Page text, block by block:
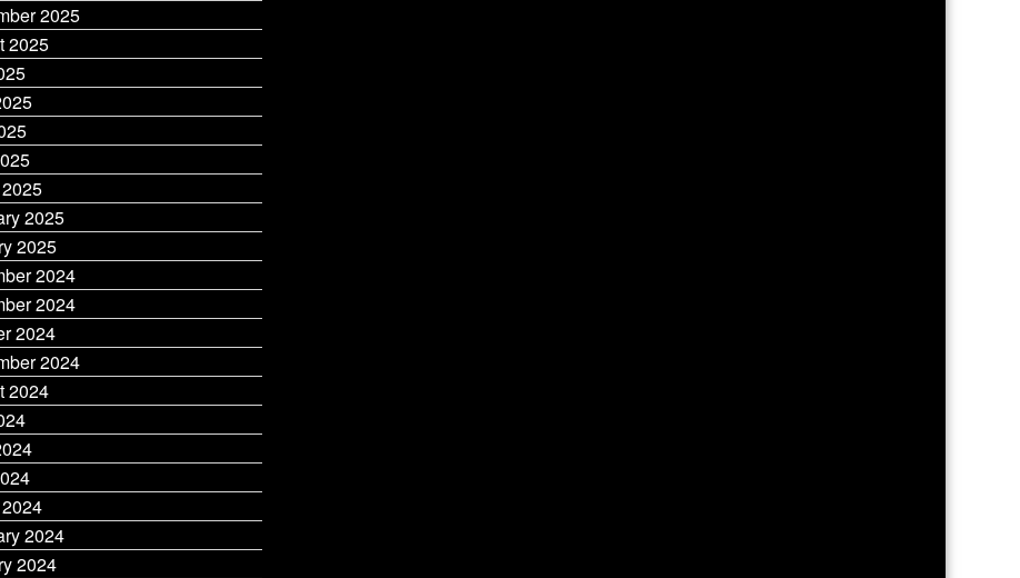
2025
2025
2025
2025
2024
2024
2024
2024
2024
2024
2024